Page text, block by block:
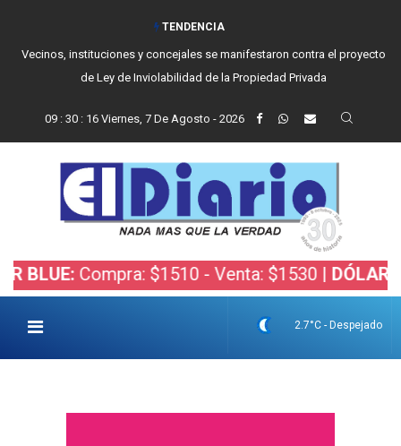
TENDENCIA
Vecinos, instituciones y concejales se manifestaron contra el proyecto
de Ley de Inviolabilidad de la Propiedad Privada
09: 30: 17 Viernes, 7 De Agosto - 2026
Compra: $1510 - Venta: $1530 |DÓLAR
2.7°C - Despejado